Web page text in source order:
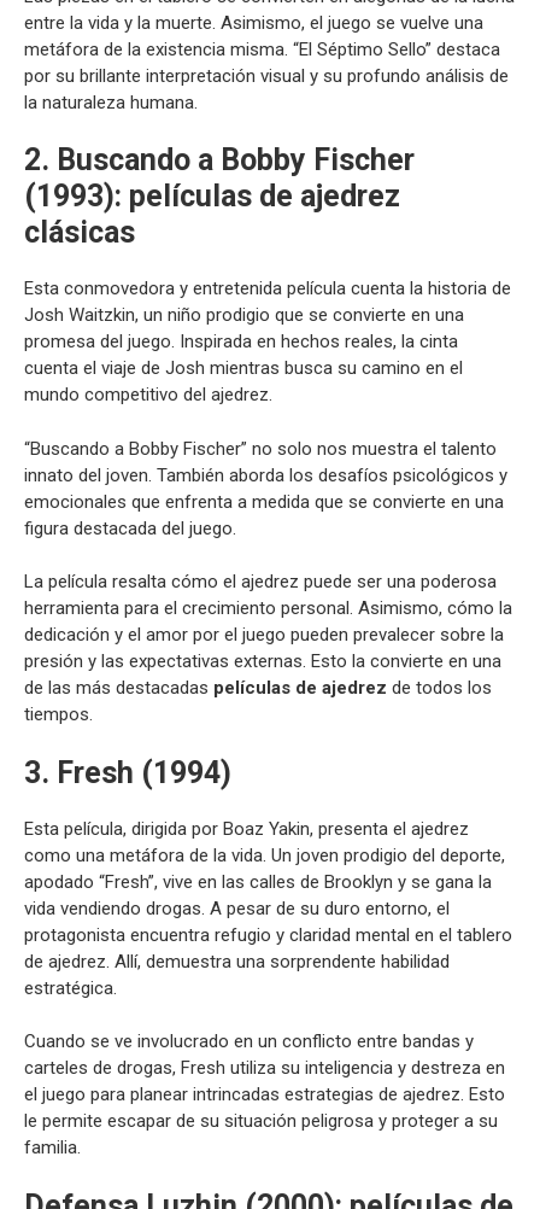
entre la vida y la muerte. Asimismo, el juego se vuelve una
metáfora de la existencia misma. “El Séptimo Sello” destaca
por su brillante interpretación visual y su profundo análisis de
la naturaleza humana.
2. Buscando a Bobby Fischer
(1993): películas de ajedrez
clásicas
Esta conmovedora y entretenida película cuenta la historia de
Josh Waitzkin, un niño prodigio que se convierte en una
promesa del juego. Inspirada en hechos reales, la cinta
cuenta el viaje de Josh mientras busca su camino en el
mundo competitivo del ajedrez.
“Buscando a Bobby Fischer” no solo nos muestra el talento
innato del joven. También aborda los desafíos psicológicos y
emocionales que enfrenta a medida que se convierte en una
figura destacada del juego.
La película resalta cómo el ajedrez puede ser una poderosa
herramienta para el crecimiento personal. Asimismo, cómo la
dedicación y el amor por el juego pueden prevalecer sobre la
presión y las expectativas externas. Esto la convierte en una
de las más destacadas películas de ajedrez de todos los
tiempos.
3. Fresh (1994)
Esta película, dirigida por Boaz Yakin, presenta el ajedrez
como una metáfora de la vida. Un joven prodigio del deporte,
apodado “Fresh”, vive en las calles de Brooklyn y se gana la
vida vendiendo drogas. A pesar de su duro entorno, el
protagonista encuentra refugio y claridad mental en el tablero
de ajedrez. Allí, demuestra una sorprendente habilidad
estratégica.
Cuando se ve involucrado en un conflicto entre bandas y
carteles de drogas, Fresh utiliza su inteligencia y destreza en
el juego para planear intrincadas estrategias de ajedrez. Esto
le permite escapar de su situación peligrosa y proteger a su
familia.